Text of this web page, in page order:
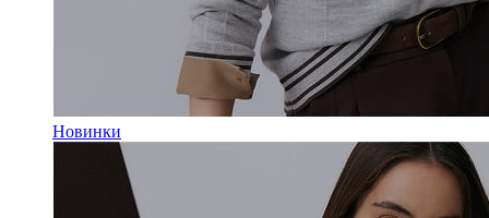
Новинки